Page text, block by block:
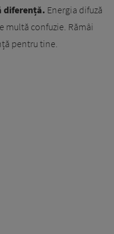
diferență. Energia difuză
multă confuzie. Rămâi
pentru tine.